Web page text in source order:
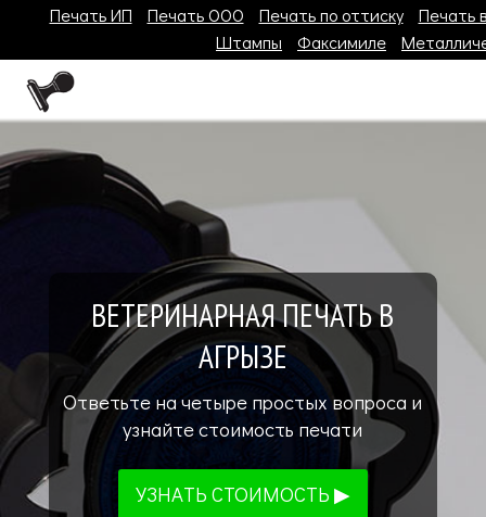
Печать ИП Печать ООО Печать по оттиску
Печать
Штампы
Факсимиле
ВЕТЕРИНАРНАЯ ПЕЧАТЬ В
АГРЫЗЕ
Ответьте на четыре простых вопроса и
узнайте стоимость печати